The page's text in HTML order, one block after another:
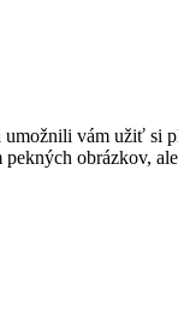
vám užiť si
obrázkov,